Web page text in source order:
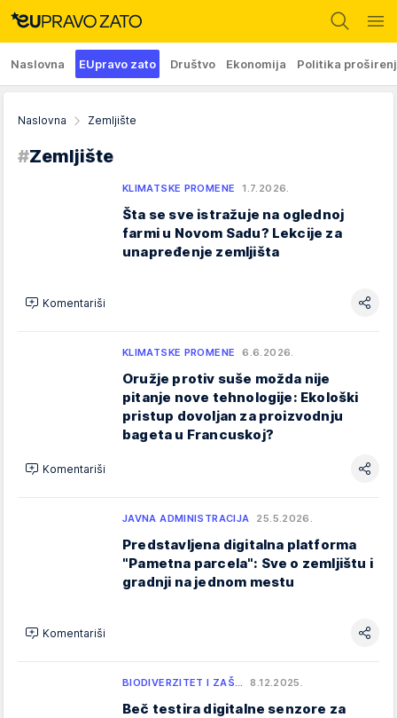
Naslovna EUpravo zato Društvo Ekonomija Politika
Naslovna Zemljište
#Zemljište
KLIMATSKE PROMENE 1.7.2026.
Šta se sve istražuje na oglednoj
farmi u Novom Sadu? Lekcije za
unapređenje zemljišta
Komentariši
KLIMATSKE PROMENE 6.6.2026.
Oružje protiv suše možda nije
pitanje nove tehnologije: Ekološki
pristup dovoljan za proizvodnju
bageta u Francuskoj?
Komentariši
JAVNA ADMINISTRACIJA 25.5.2026.
Predstavljena digitalna platforma
"Pametna parcela": Sve o zemljištu i
gradnji na jednom mestu
Komentariši
BIODIVERZITET I ZAŠ… 8.12.2025.
Beč testira digitalne senzore za